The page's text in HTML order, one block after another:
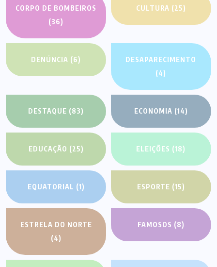
CORPO DE BOMBEIROS
(36)
CULTURA (25)
DENÚNCIA (6)
DESAPARECIMENTO
(4)
DESTAQUE (83) ECONOMIA (14)
EDUCAÇÃO (25) ELEIÇÕES (18)
EQUATORIAL (1) ESPORTE (15)
ESTRELA DO NORTE
(4)
FAMOSOS (8)